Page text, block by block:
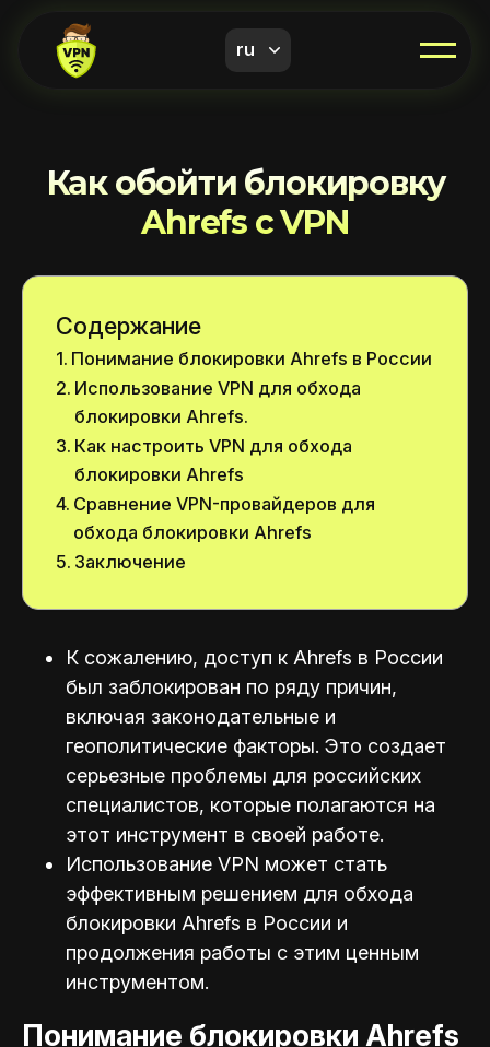
ru
Как обойти блокировку
Ahrefs с VPN
Содержание
Понимание блокировки Ahrefs в России
Использование VPN для обхода
блокировки Ahrefs.
Как настроить VPN для обхода
блокировки Ahrefs
Сравнение VPN-провайдеров для
обхода блокировки Ahrefs
Заключение
К сожалению, доступ к Ahrefs в России
был заблокирован по ряду причин,
включая законодательные и
геополитические факторы. Это создает
серьезные проблемы для российских
специалистов, которые полагаются на
этот инструмент в своей работе.
Использование VPN может стать
эффективным решением для обхода
блокировки Ahrefs в России и
продолжения работы с этим ценным
инструментом.
Понимание блокировки Ahrefs